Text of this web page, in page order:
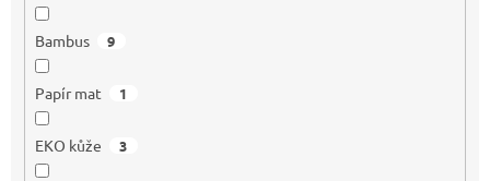
Bambus 9
Papír mat 1
EKO kůže 3